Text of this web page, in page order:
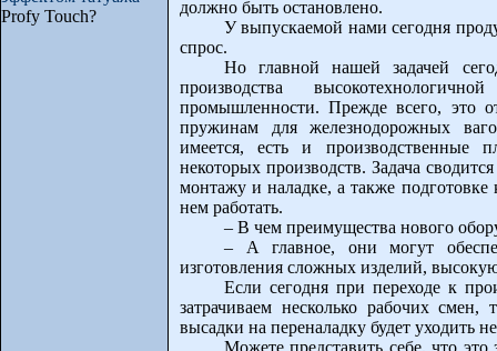
Profy Touch?
должно быть остановлено.
У выпускаемой нами сегодня
спрос.
Но главной нашей задачей
производства
промышленности. Прежде всего, это
пружинам для железнодорожных
имеется, есть и производственные
некоторых производств. Задача
монтажу и наладке, а также
нем работать.
– В чем преимущества нового
– А главное, они могут
изготовления сложных изделий,
Если сегодня при переходе к
затрачиваем несколько рабочих
высадки на переналадку будет уходить
Можете представить себе, что это